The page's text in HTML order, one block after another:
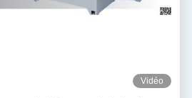
Vidéo